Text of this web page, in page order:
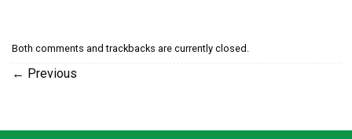
Both comments and trackbacks are currently closed.
← Previous